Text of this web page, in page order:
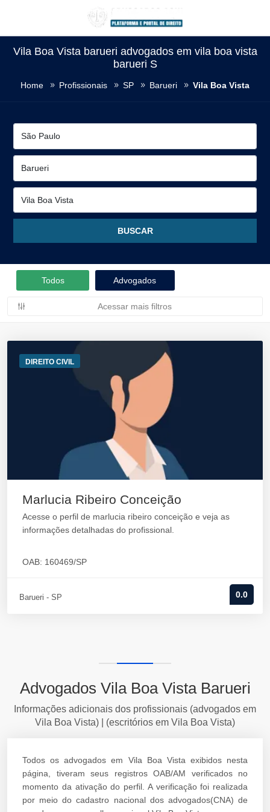
Vila Boa Vista barueri advogados em vila boa vista
barueri S
Home Profissionais SP Barueri Vila Boa Vista
Todos Advogados
Acessar mais filtros
DIREITO CIVIL
Marlucia Ribeiro Conceição
Acesse o perfil de marlucia ribeiro conceição e veja as
informações detalhadas do profissional.
OAB: 160469/SP
Barueri - SP 0.0
Advogados Vila Boa Vista Barueri
Informações adicionais dos profissionais (advogados em
Vila Boa Vista) | (escritórios em Vila Boa Vista)
Todos os advogados em Vila Boa Vista exibidos nesta
página, tiveram seus registros OAB/AM verificados no
momento da ativação do perfil. A verificação foi realizada
por meio do cadastro nacional dos advogados(CNA) de